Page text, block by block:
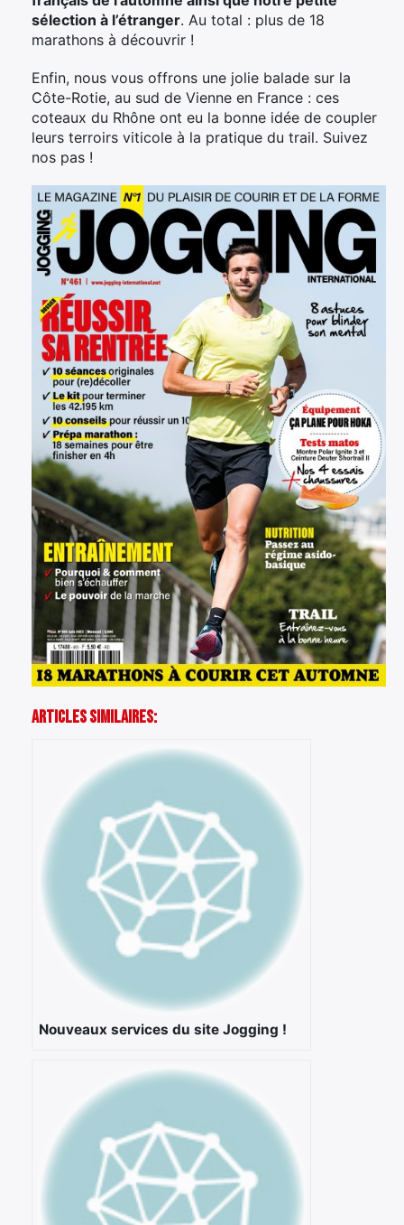
sélection à l’étranger. Au total : plus de 18
marathons à découvrir !
Enfin, nous vous offrons une jolie balade sur la
Côte-Rotie, au sud de Vienne en France : ces
coteaux du Rhône ont eu la bonne idée de coupler
leurs terroirs viticole à la pratique du trail. Suivez
nos pas !
Articles Similaires:
Nouveaux services du site Jogging !